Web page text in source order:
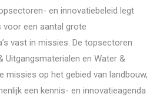
en innovatiebeleid legt
een aantal grote
vast in missies. De topsectoren
Uitgangsmaterialen en Water &
missies op het gebied van landbouw,
een kennis- en innovatieagenda